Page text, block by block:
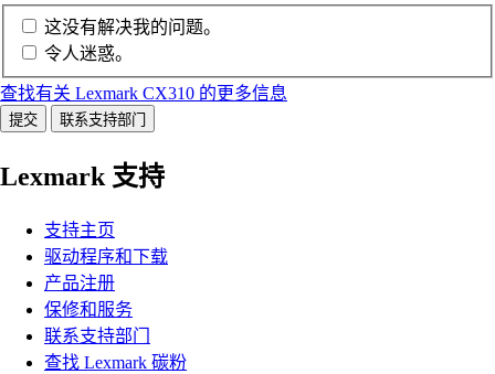
这没有解决我的问题。
令人迷惑。
查找有关 Lexmark CX310 的更多信息
提交 联系支持部门
Lexmark 支持
支持主页
驱动程序和下载
产品注册
保修和服务
联系支持部门
查找 Lexmark 碳粉